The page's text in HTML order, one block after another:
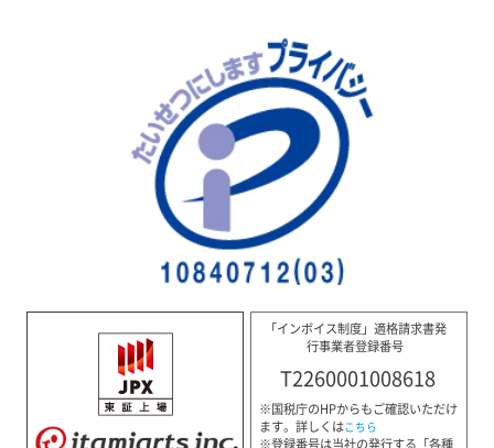
「インボイス制度」適格請求書発
行事業者登録番号
T2260001008618
※国税庁のHPからもご確認いただけ
ます。詳しくはこちら
※登録番号は当社の発行する「各種